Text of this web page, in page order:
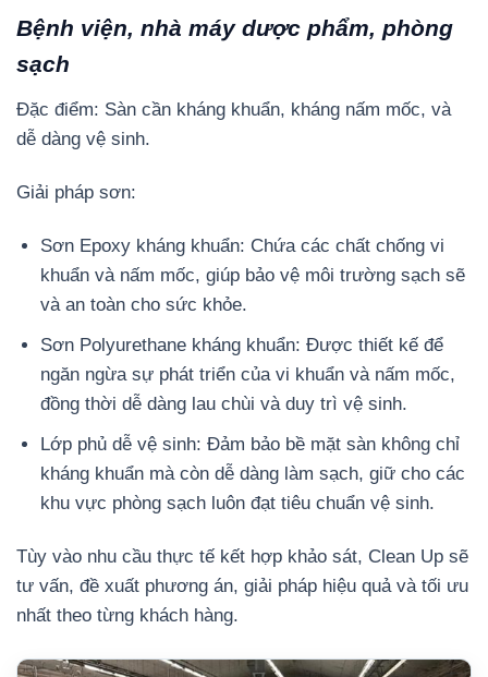
Bệnh viện, nhà máy dược phẩm, phòng
sạch
Đặc điểm: Sàn cần kháng khuẩn, kháng nấm mốc, và
dễ dàng vệ sinh.
Giải pháp sơn:
Sơn Epoxy kháng khuẩn: Chứa các chất chống vi
khuẩn và nấm mốc, giúp bảo vệ môi trường sạch sẽ
và an toàn cho sức khỏe.
Sơn Polyurethane kháng khuẩn: Được thiết kế để
ngăn ngừa sự phát triển của vi khuẩn và nấm mốc,
đồng thời dễ dàng lau chùi và duy trì vệ sinh.
Lớp phủ dễ vệ sinh: Đảm bảo bề mặt sàn không chỉ
kháng khuẩn mà còn dễ dàng làm sạch, giữ cho các
khu vực phòng sạch luôn đạt tiêu chuẩn vệ sinh.
Tùy vào nhu cầu thực tế kết hợp khảo sát, Clean Up sẽ
tư vấn, đề xuất phương án, giải pháp hiệu quả và tối ưu
nhất theo từng khách hàng.